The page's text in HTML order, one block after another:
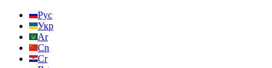
Рус
Укр
Ar
Cn
Cr